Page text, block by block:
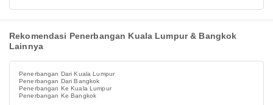
Rekomendasi Penerbangan Kuala Lumpur & Bangkok
Lainnya
Penerbangan Dari Kuala Lumpur
Penerbangan Dari Bangkok
Penerbangan Ke Kuala Lumpur
Penerbangan Ke Bangkok